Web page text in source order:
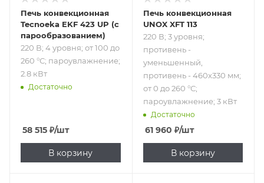
Печь конвекционная
Tecnoeka EKF 423 UP (с
парообразованием)
220 В; 4 уровня; от 100 до
260 °С; пароувлажнение;
2.8 кВт
Достаточно
58 515 ₽/шт
В корзину
Печь конвекционная
UNOX XFT 113
220 В; 3 уровня;
противень -
уменьшенный,
противень - 460x330 мм;
от 0 до 260 °С;
пароувлажнение; 3 кВт
Достаточно
61 960 ₽/шт
В корзину